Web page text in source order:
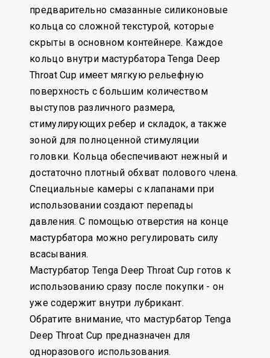
предварительно смазанные силиконовые
кольца со сложной текстурой, которые
скрыты в основном контейнере. Каждое
кольцо внутри мастурбатора Tenga Deep
Throat Cup имеет мягкую рельефную
поверхность с большим количеством
выступов различного размера,
стимулирующих ребер и складок, а также
зоной для полноценной стимуляции
головки. Кольца обеспечивают нежный и
достаточно плотный обхват полового члена.
Специальные камеры с клапанами при
использовании создают перепады
давления. С помощью отверстия на конце
мастурбатора можно регулировать силу
всасывания.
Мастурбатор Tenga Deep Throat Cup готов к
использованию сразу после покупки - он
уже содержит внутри лубрикант.
Обратите внимание, что мастурбатор Tenga
Deep Throat Cup предназначен для
одноразового использования.